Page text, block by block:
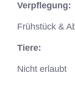
Verpflegung:
Frühstück &
Tiere:
Nicht erlaubt